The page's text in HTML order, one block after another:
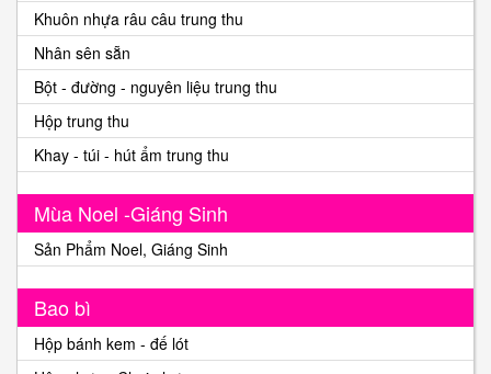
Khuôn nhựa râu câu trung thu
Nhân sên sẵn
Bột - đường - nguyên liệu trung thu
Hộp trung thu
Khay - túi - hút ẩm trung thu
Mùa Noel -Giáng Sinh
Sản Phẩm Noel, Giáng Sinh
Bao bì
Hộp bánh kem - đế lót